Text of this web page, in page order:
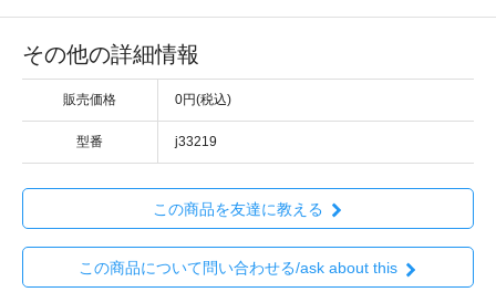
その他の詳細情報
販売価格 0円(税込)
型番 j33219
この商品を友達に教える
この商品について問い合わせる/ask about this